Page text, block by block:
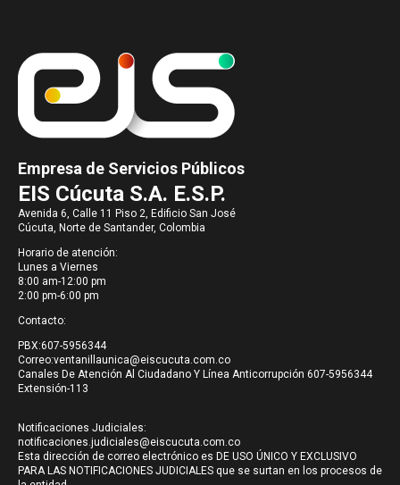
Empresa de Servicios Públicos
EIS Cúcuta S.A. E.S.P.
Avenida 6, Calle 11 Piso 2, Edificio San José
Cúcuta, Norte de Santander, Colombia
Horario de atención:
Lunes a Viernes
8:00 am-12:00 pm
2:00 pm-6:00 pm
Contacto:
PBX:607-5956344
Correo:ventanillaunica@eiscucuta.com.co
Canales De Atención Al Ciudadano Y Línea Anticorrupción 607-5956344
Extensión-113
Notificaciones Judiciales:
notificaciones.judiciales@eiscucuta.com.co
Esta dirección de correo electrónico es DE USO ÚNICO Y EXCLUSIVO
PARA LAS NOTIFICACIONES JUDICIALES que se surtan en los procesos de